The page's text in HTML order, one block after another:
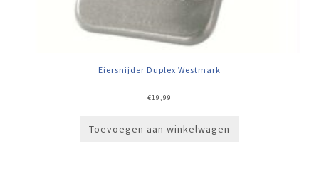
Eiersnijder Duplex Westmark
€19,99
Toevoegen aan winkelwagen